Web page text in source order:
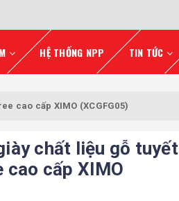
HỆ THỐNG NPP TIN TỨC
cao cấp XIMO (XCGFG05)
chất liệu gỗ tuyết
cao cấp XIMO